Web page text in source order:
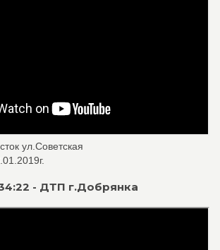
ул.Советская
- ДТП г.Добрянка